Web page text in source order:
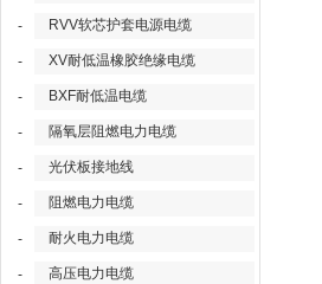
- RVV软芯护套电源电缆
- XV耐低温橡胶绝缘电缆
- BXF耐低温电缆
- 隔氧层阻燃电力电缆
- 光伏板接地线
- 阻燃电力电缆
- 耐火电力电缆
- 高压电力电缆